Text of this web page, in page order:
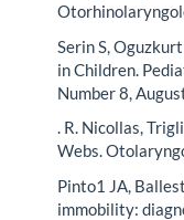
Serin S,
in Children.
Number 8,
. R. Nicollas,
Webs.
Pinto1 JA,
immobility: